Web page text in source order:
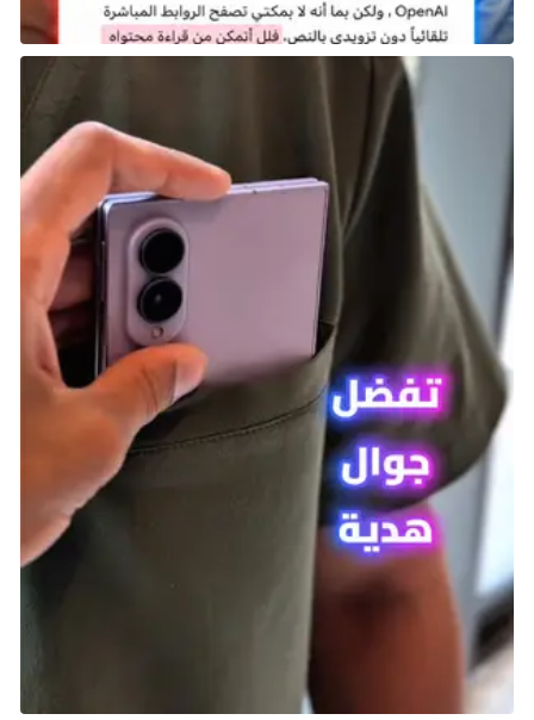
لكنها ليست مجرد لعبة جميلة؛ فهي توفر تجربة لعب
مذهلة أيضًا، مع هيكل قائم على الحوافز يبقيك تعود مرة
أخرى لمحاولة اللعب لمرة أخرى. إنها مزيج مثالي من
الجمال والمرح الذي يجعلك مستمتعًا لساعات.
Call of Duty: Mobile
كل من أنظمةAndroid
لا تعاني من نقص في ألعاب
التصويب عبر الإنترنت، لكن
تعد من أكثر
الألعاب شمولًا في هذا المجال. تجمع اللعبة بين تجربة لعب
متعددة اللاعبين سريعة وسلسة، مع وضع
Battle Royale
أكثر توسعًا.
تبدو اللعبة رائعة وتتحرك بسلاسة، مع دعم عالي الجودة
لوحدات التحكم والعديد من الأوضاع لتجربتها. ألعاب
التصويب من منظور الشخص الأول (
) والألعاب